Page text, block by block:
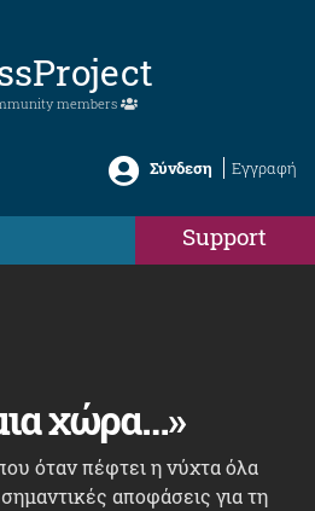
members
Σύνδεση Εγγραφή
Support
χώρα…»
όταν πέφτει η νύχτα όλα
αποφάσεις για τη